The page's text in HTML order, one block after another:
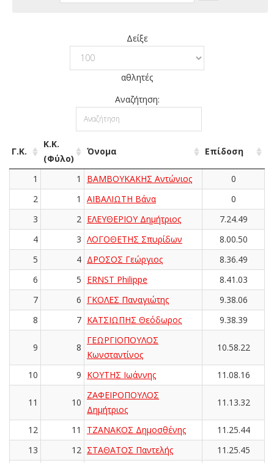
Δείξε
αθλητές
Αναζήτηση:
Γ.Κ.
Κ.Κ.
(Φύλο)
Όνομα Επίδοση
1 1 ΒΑΜΒΟΥΚΑΚΗΣ Αντώνιος
0
2
1 ΑΪΒΑΛΙΩΤΗ Βάνα
0
3
2 ΕΛΕΥΘΕΡΙΟΥ Δημήτριος
7.24.49
4
3 ΛΟΓΟΘΕΤΗΣ Σπυρίδων
8.00.50
5
4 ΔΡΟΣΟΣ Γεώργιος
8.36.49
6
5 ERNST Philippe
8.41.03
7
6 ΓΚΟΛΕΣ Παναγιώτης
9.38.06
8
7 ΚΑΤΣΙΩΠΗΣ Θεόδωρος 9.38.39
9 8
ΓΕΩΡΓΙΟΠΟΥΛΟΣ
Κωνσταντίνος
10.58.22
10 9 ΚΟΥΤΗΣ Ιωάννης 11.08.16
11 10
ΖΑΦΕΙΡΟΠΟΥΛΟΣ
Δημήτριος
11.13.32
12 11 ΤΖΑΝΑΚΟΣ Δημοσθένης
11.25.44
13
12 ΣΤΑΘΑΤΟΣ Παντελής
11.25.45